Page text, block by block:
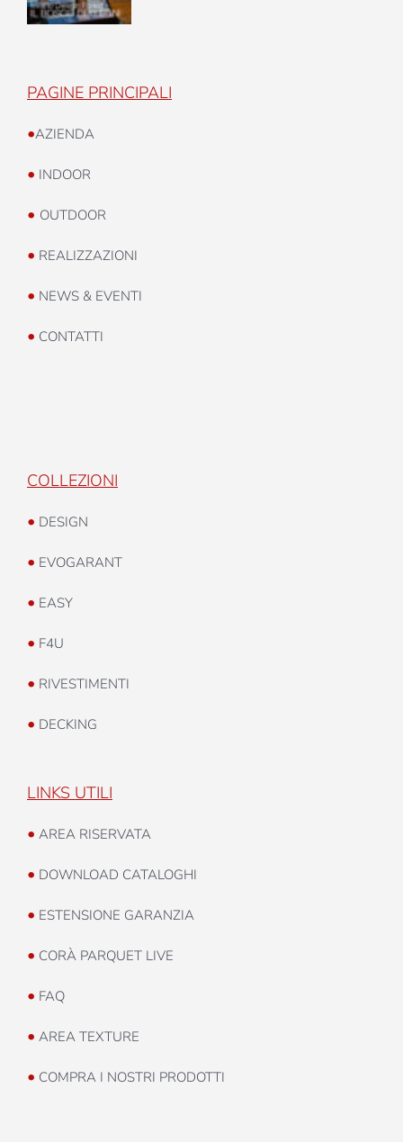
PAGINE PRINCIPALI
•AZIENDA
• INDOOR
• OUTDOOR
• REALIZZAZIONI
• NEWS & EVENTI
• CONTATTI
COLLEZIONI
• DESIGN
• EVOGARANT
• EASY
• F4U
• RIVESTIMENTI
• DECKING
LINKS UTILI
• AREA RISERVATA
• DOWNLOAD CATALOGHI
• ESTENSIONE GARANZIA
• CORÀ PARQUET LIVE
• FAQ
• AREA TEXTURE
• COMPRA I NOSTRI PRODOTTI